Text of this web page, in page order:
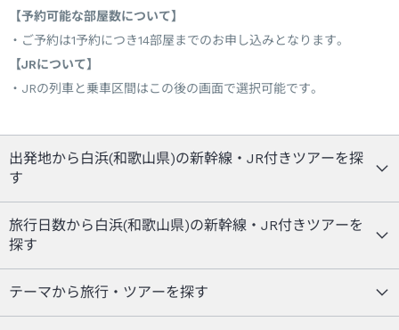
【予約可能な部屋数について】
ご予約は1予約につき14部屋までのお申し込みとなります。
【JRについて】
JRの列車と乗車区間はこの後の画面で選択可能です。
出発地から白浜(和歌山県)の新幹線・JR付きツアーを探
す
旅行日数から白浜(和歌山県)の新幹線・JR付きツアーを
探す
テーマから旅行・ツアーを探す